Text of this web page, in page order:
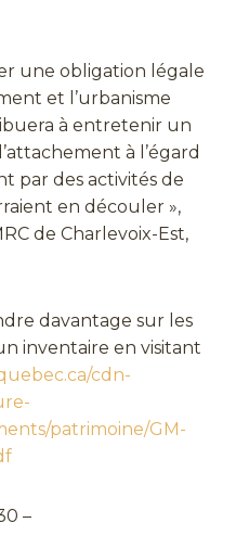
une obligation légale
et l’urbanisme
à entretenir un
à l’égard
par des activités de
en découler »,
de Charlevoix-Est,
davantage sur les
inventaire en visitant
cdn-
patrimoine/GM-
–